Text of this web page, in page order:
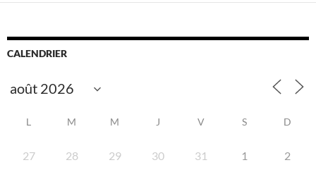
CALENDRIER
L M M J V S D
27 28 29 30 31 1 2